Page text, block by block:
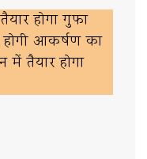
होगा गुफा
आकर्षण का
में तैयार होगा